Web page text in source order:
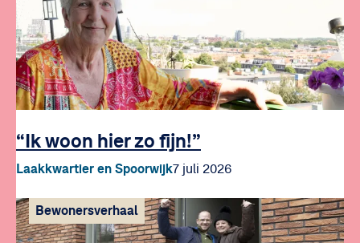
“Ik woon hier zo fijn!”
Laakkwartier en Spoorwijk7 juli 2026
Bewonersverhaal